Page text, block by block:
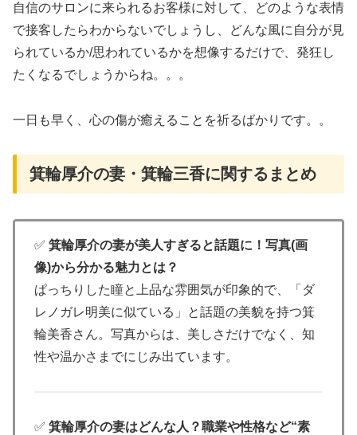
自信のサロンに来られるお客様に対して、どのような表情
で接客したらわからないでしょうし、どんな風に自分が見
られているか/思われているかを想像するだけで、発狂し
たくなるでしょうからね。。。
一日も早く、心の傷が癒えることを祈るばかりです。。
箕輪厚介の妻・箕輪三香に関するまとめ
✅ 箕輪厚介の妻が美人すぎると話題に！写真(画
像)から分かる魅力とは？
ぱっちりした瞳と上品な雰囲気が印象的で、「ダ
レノガレ明美に似ている」と話題の美貌を持つ箕
輪美香さん。写真からは、美しさだけでなく、知
性や温かさまでにじみ出ています。
✅ 箕輪厚介の妻はどんな人？職業や性格など“素